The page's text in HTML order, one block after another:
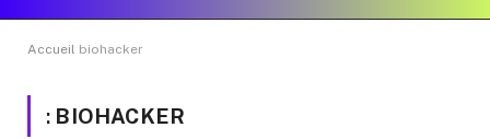
Accueil biohacker
: BIOHACKER